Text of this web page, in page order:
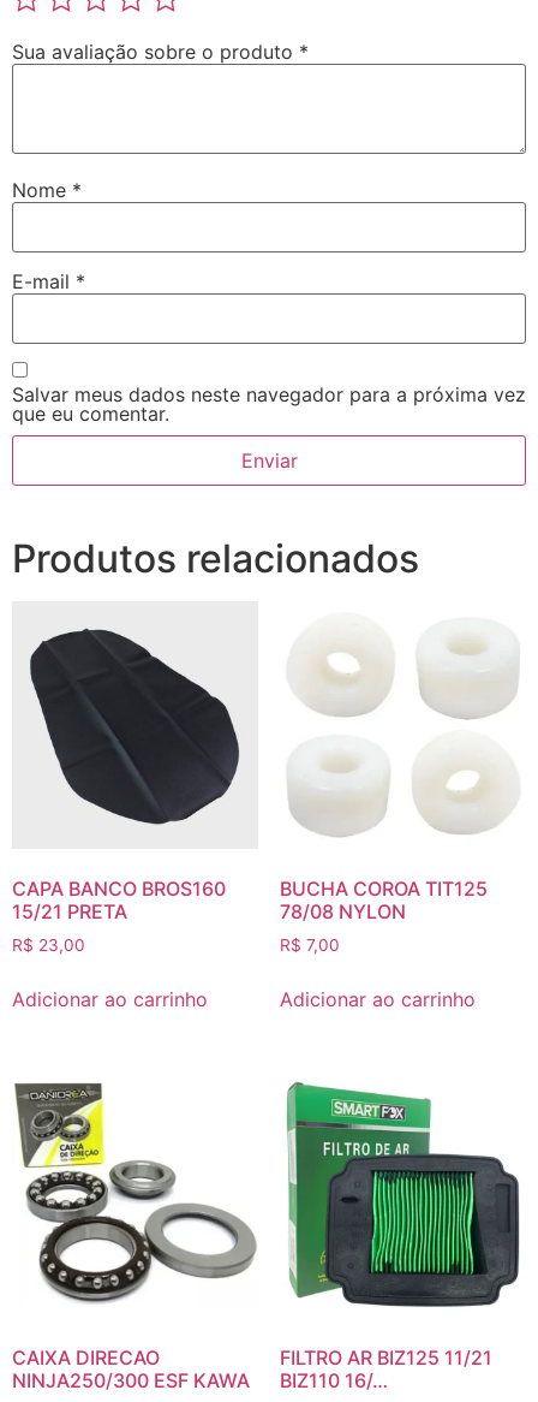
Sua avaliação sobre o produto *
Nome *
E-mail *
Salvar meus dados neste navegador para a próxima vez
que eu comentar.
Produtos relacionados
CAPA BANCO BROS160
15/21 PRETA
R$ 23,00
Adicionar ao carrinho
BUCHA COROA TIT125
78/08 NYLON
R$ 7,00
Adicionar ao carrinho
CAIXA DIRECAO
NINJA250/300 ESF KAWA
FILTRO AR BIZ125 11/21
BIZ110 16/…